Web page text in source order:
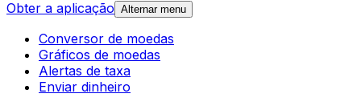
Obter a aplicação Alternar menu
Conversor de moedas
Gráficos de moedas
Alertas de taxa
Enviar dinheiro